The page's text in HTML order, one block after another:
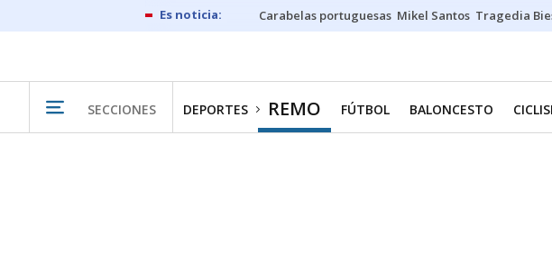
Carabelas portuguesas Mikel Santos Tragedia
SECCIONES DEPORTES REMO FÚTBOL BALONCESTO